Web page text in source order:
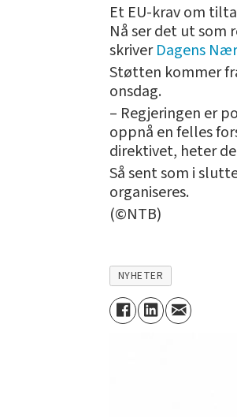
Et EU-krav om
Nå ser det ut som
skriverDagens
Støtten kommer
onsdag.
– Regjeringen er
oppnå en felles
direktivet, heter
Så sent som i
organiseres.
(©NTB)
NYHETER